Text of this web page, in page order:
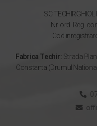
SC TECHIRGHIOL
Nr. ord. Reg.
Cod
Fabrica Techir: Strada
Constanta (Drumul